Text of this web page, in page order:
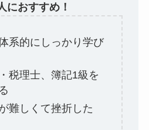
におすすめ！
系的にしっかり学び
税理士、簿記1級を
難しくて挫折した